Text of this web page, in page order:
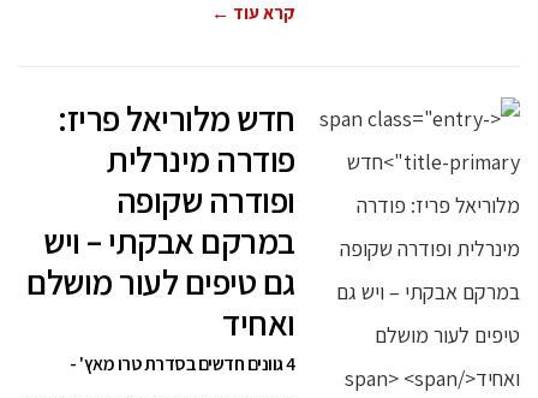
קרא עוד ←
חדש מלוריאל פריז:
פודרה מינרלית
ופודרה שקופה
במרקם אבקתי – ויש
גם טיפים לעור מושלם
ואחיד
4 גוונים חדשים בסדרת טרו מאץ' -